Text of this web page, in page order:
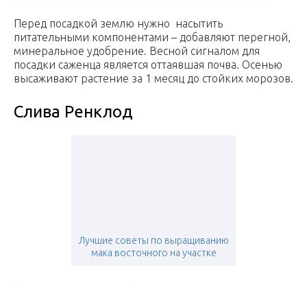
Перед посадкой землю нужно насытить
питательными компонентами – добавляют перегной,
минеральное удобрение. Весной сигналом для
посадки саженца является оттаявшая почва. Осенью
высаживают растение за 1 месяц до стойких морозов.
Слива Ренклод
Лучшие советы по выращиванию
мака восточного на участке